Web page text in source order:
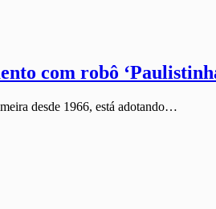
com robô
desde 1966, está adotando…